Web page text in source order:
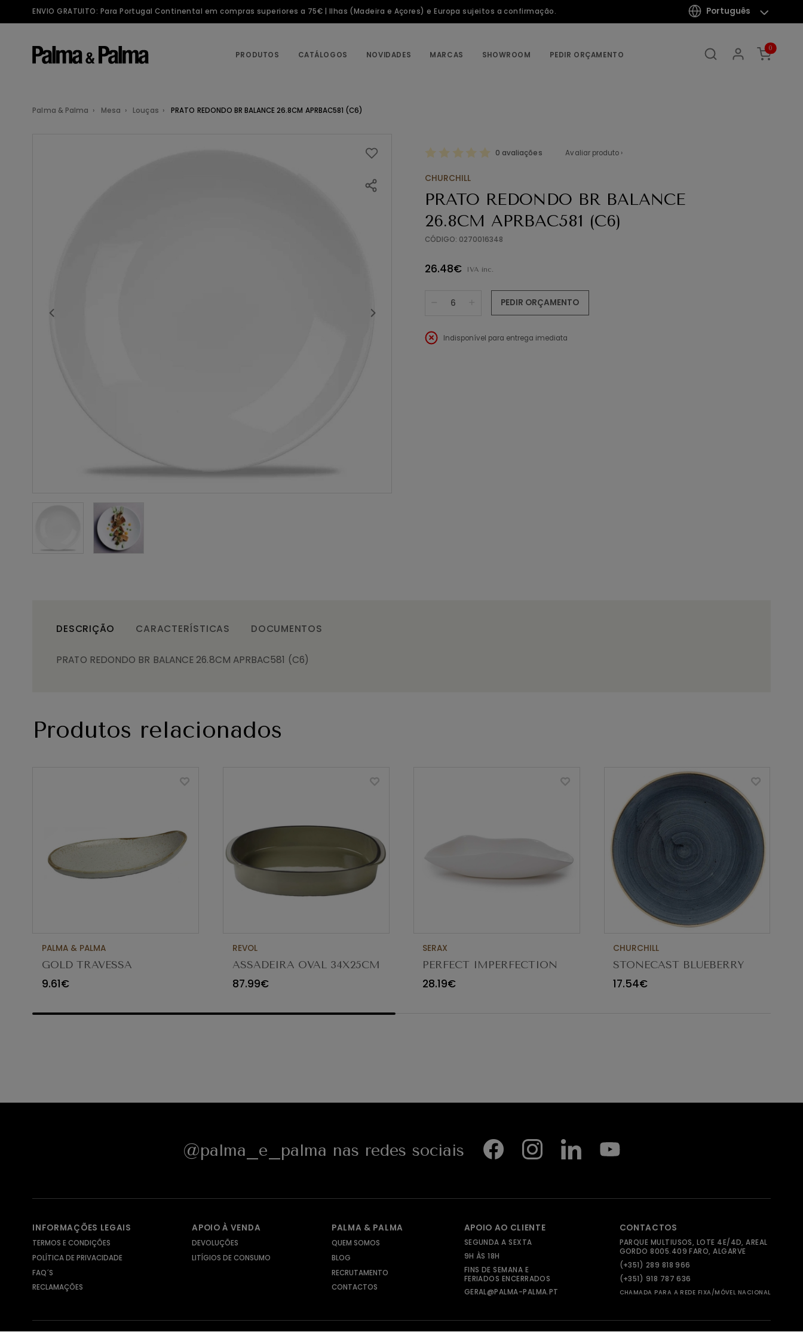
ENVIO GRATUITO: Para Portugal Continental em compras superiores a 75€ | Ilhas (Madeira e Açores) e Europa sujeitos a confirmação. Português
PRODUTOS CATÁLOGOS NOVIDADES MARCAS SHOWROOM PEDIR ORÇAMENTO
0
Palma & Palma Mesa Louças PRATO REDONDO BR BALANCE 26.8CM APRBAC581 (C6)
0 avaliações Avaliar produto ›
CHURCHILL
PRATO REDONDO BR BALANCE
26.8CM APRBAC581 (C6)
CÓDIGO: 0270016348
26.48€ IVA inc.
PEDIR ORÇAMENTO
Indisponível para entrega imediata
DESCRIÇÃO CARACTERÍSTICAS DOCUMENTOS
PRATO REDONDO BR BALANCE 26.8CM APRBAC581 (C6)
Produtos relacionados
PALMA & PALMA
GOLD TRAVESSA
APPETIZER Ø23X12CM
9.61€
REVOL
ASSADEIRA OVAL 34X25CM
CARACTERE CARDAMOMO
87.99€
SERAX
PERFECT IMPERFECTION
TAÇA FUNGUS 18/8CM
28.19€
CHURCHILL
STONECAST BLUEBERRY
TAÇA 18.2CM
17.54€
@palma_e_palma nas redes sociais
INFORMAÇÕES LEGAIS
TERMOS E CONDIÇÕES
POLÍTICA DE PRIVACIDADE
FAQ´S
RECLAMAÇÕES
APOIO À VENDA
DEVOLUÇÕES
LITÍGIOS DE CONSUMO
PALMA & PALMA
QUEM SOMOS
BLOG
RECRUTAMENTO
CONTACTOS
APOIO AO CLIENTE
SEGUNDA A SEXTA
9H ÀS 18H
FINS DE SEMANA E
FERIADOS ENCERRADOS
GERAL@PALMA-PALMA.PT
CONTACTOS
PARQUE MULTIUSOS, LOTE 4E/4D, AREAL
GORDO 8005.409 FARO, ALGARVE
(+351) 289 818 966
(+351) 918 787 636
CHAMADA PARA A REDE FIXA/MÓVEL NACIONAL